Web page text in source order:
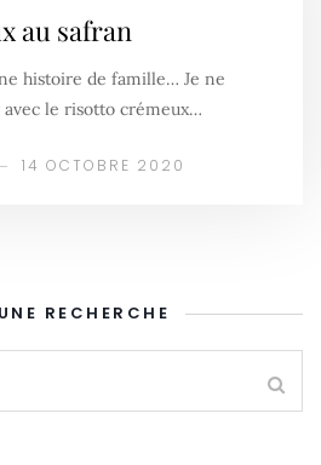
au safran
histoire de famille… Je ne
le risotto crémeux…
14 OCTOBRE 2020
RECHERCHE